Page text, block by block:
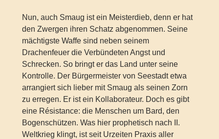
Nun, auch Smaug ist ein Meisterdieb, denn er hat
den Zwergen ihren Schatz abgenommen. Seine
mächtigste Waffe sind neben seinem
Drachenfeuer die Verbündeten Angst und
Schrecken. So bringt er das Land unter seine
Kontrolle. Der Bürgermeister von Seestadt etwa
arrangiert sich lieber mit Smaug als seinen Zorn
zu erregen. Er ist ein Kollaborateur. Doch es gibt
eine Résistance: die Menschen um Bard, den
Bogenschützen. Was hier prophetisch nach II.
Weltkrieg klingt, ist seit Urzeiten Praxis aller